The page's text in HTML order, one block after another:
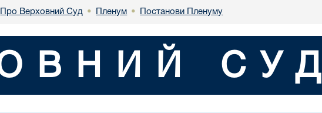
Про Верховний Суд • Пленум • Постанови Пленуму
СУД